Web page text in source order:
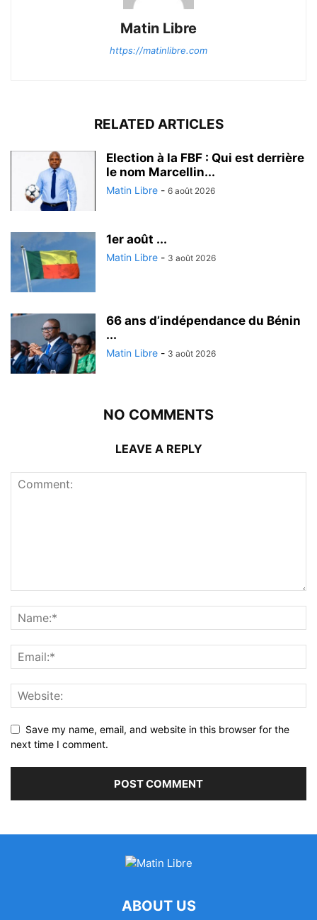
Matin Libre
https://matinlibre.com
RELATED ARTICLES
Election à la FBF : Qui est derrière
le nom Marcellin...
Matin Libre - 6 août 2026
1er août ...
Matin Libre - 3 août 2026
66 ans d’indépendance du Bénin
...
Matin Libre - 3 août 2026
NO COMMENTS
LEAVE A REPLY
Save my name, email, and website in this browser for the
next time I comment.
ABOUT US